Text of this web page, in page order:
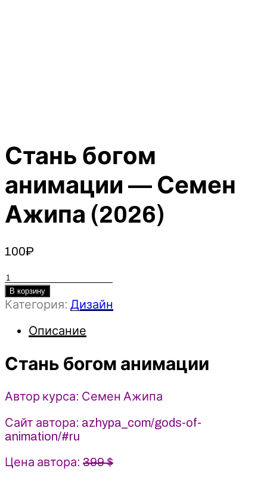
Стань богом
анимации — Семен
Ажипа (2026)
100₽
Количество
товара
Стань
анимации
Семен
(2026)
В корзину
Категория: Дизайн
Описание
Стань богом анимации
Автор курса: Семен Ажипа
Сайт автора: azhypa_com/gods-of-
animation/#ru
Цена автора: 399 $